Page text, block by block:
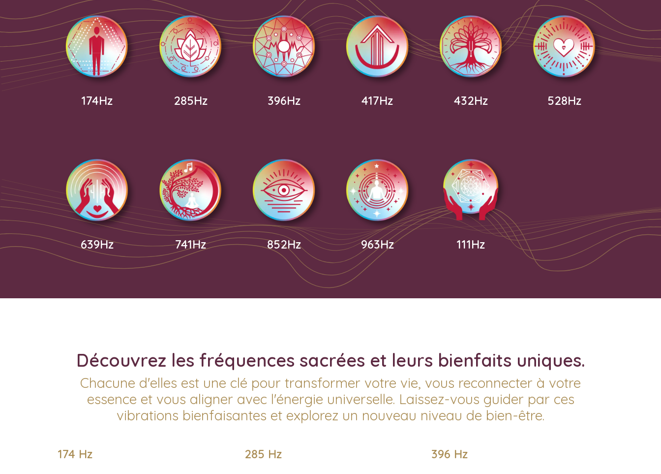
174Hz 285Hz 396Hz 417Hz 432Hz 528Hz
639Hz 741Hz 852Hz 963Hz 111Hz
Découvrez les fréquences sacrées et leurs bienfaits uniques.
Chacune d'elles est une clé pour transformer votre vie, vous reconnecter à votre
essence et vous aligner avec l'énergie universelle. Laissez-vous guider par ces
vibrations bienfaisantes et explorez un nouveau niveau de bien-être.
174 Hz 285 Hz 396 Hz